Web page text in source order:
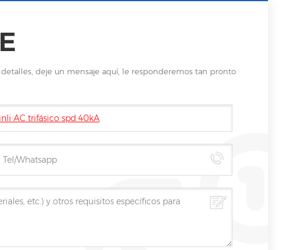
deje un mensaje aquí, le responderemos tan pronto
AC trifásico spd 40kA